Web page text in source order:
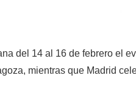
del 14 al 16 de febrero el
mientras que Madrid